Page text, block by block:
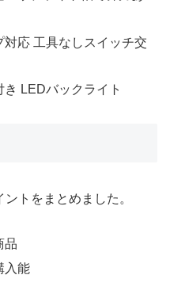
対応 工具なしスイッチ交
LEDバックライト
トをまとめました。
品
入能